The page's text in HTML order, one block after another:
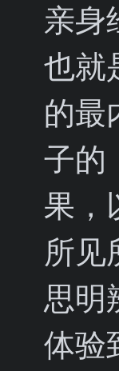
亲身
也就
的最
子的
果，
所见
思明
体验